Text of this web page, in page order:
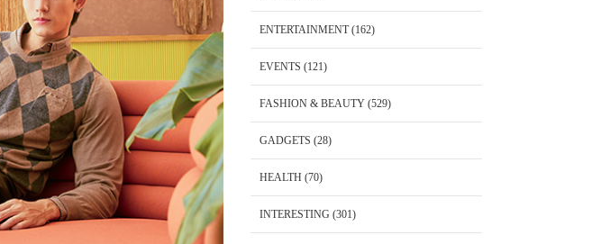
ENTERTAINMENT(162)
EVENTS (121)
FASHION & BEAUTY(529)
GADGETS (28)
HEALTH (70)
INTERESTING (301)